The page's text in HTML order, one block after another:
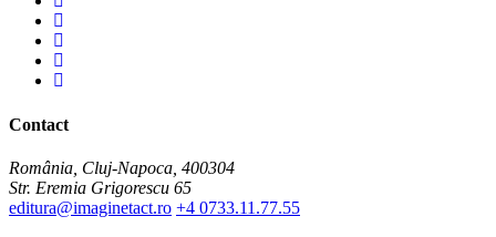
Contact
România, Cluj-Napoca, 400304
Str. Eremia Grigorescu 65
editura@imaginetact.ro +4 0733.11.77.55